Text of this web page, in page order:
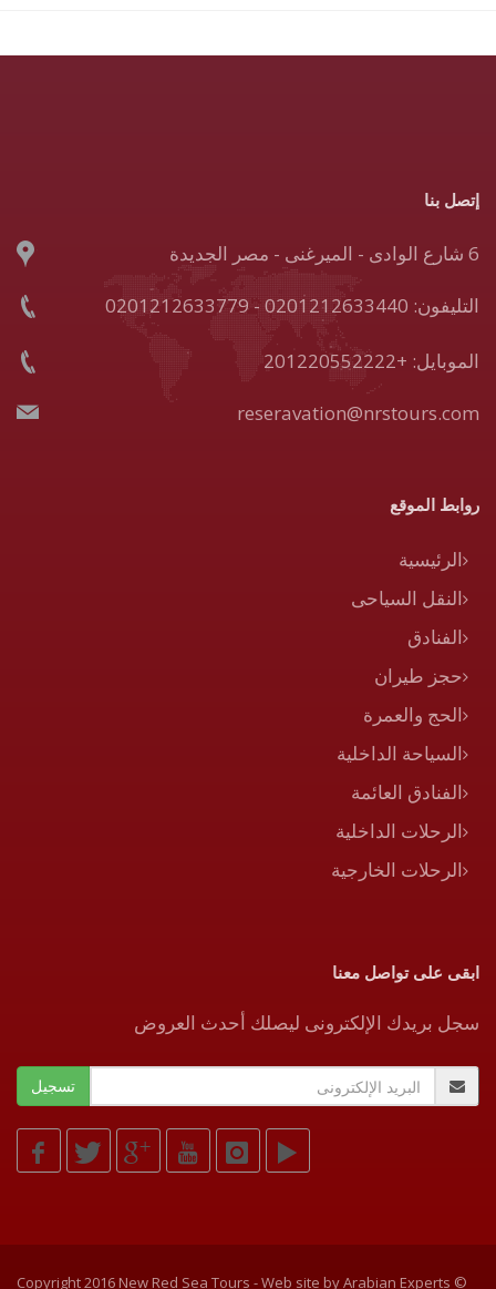
إتصل بنا
6 شارع الوادى - الميرغنى - مصر الجديدة
التليفون: 0201212633440 - 0201212633779
الموبايل: +201220552222
reseravation@nrstours.com
روابط الموقع
الرئيسية
النقل السياحى
الفنادق
حجز طيران
الحج والعمرة
السياحة الداخلية
الفنادق العائمة
الرحلات الداخلية
الرحلات الخارجية
ابقى على تواصل معنا
سجل بريدك الإلكترونى ليصلك أحدث العروض
© Copyright 2016 New Red Sea Tours - Web site by
Arabian Experts